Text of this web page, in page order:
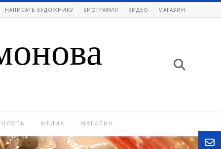
НАПИСАТЬ ХУДОЖНИКУ БИОГРАФИЯ ВИДЕО МАГАЗИН
МЕДИА МАГАЗИН